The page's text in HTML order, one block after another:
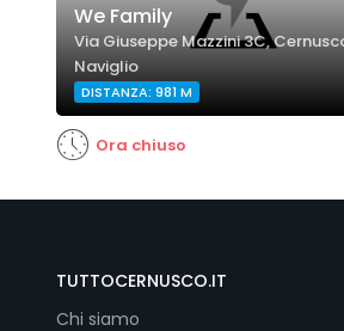
We Family
Via Giuseppe Mazzini 3C,
Naviglio
DISTANZA: 981 M
Ora chiuso
TUTTOCERNUSCO.IT
Chi siamo